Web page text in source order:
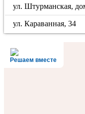
ул. Штурманская,
ул. Караванная, 34
Решаем вместе